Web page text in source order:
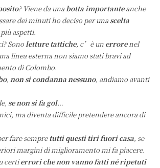
? Viene da unabotta importanteanche
dei minuti ho deciso per unascelta
aspetti.
Sonoletture tattiche, c’è un errorenel
linea esterna non siamo stati bravi ad
di Colombo.
, non si condanna nessuno, andiamo avanti
se non si fa gol…
ma diventa difficile pretendere ancora di
fare sempretutti questi tiri fuori casa, se
margini di miglioramento mi fa piacere.
certierrori che non vanno fatti né ripetuti